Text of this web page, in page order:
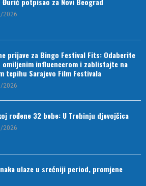
2026
prijave za Bingo Festival Fits: Odaberite
influencerom i zablistajte na
tepihu Sarajevo Film Festivala
2026
rođene 32 bebe: U Trebinju djevojčica
2026
ulaze u srećniji period, promjene